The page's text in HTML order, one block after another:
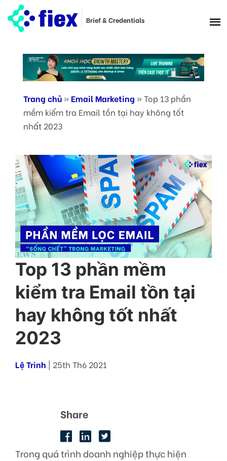
Brief & Credentials
Trang chủ » Email Marketing »Top 13 phần
mềm kiểm tra Email tồn tại hay không tốt
nhất 2023
Top 13 phần mềm
kiểm tra Email tồn tại
hay không tốt nhất
2023
Lệ Trinh | 25th Th6 2021
Share
Trong quá trình doanh nghiệp thực hiện